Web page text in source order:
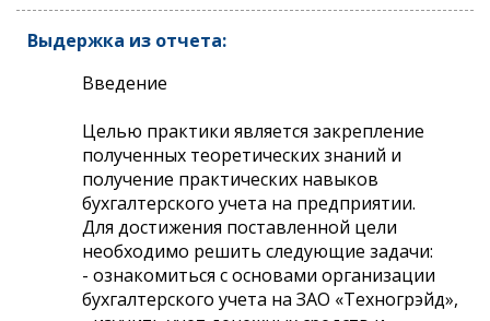
Выдержка из отчета:
Введение
Целью практики является закрепление
полученных теоретических знаний и
получение практических навыков
бухгалтерского учета на предприятии.
Для достижения поставленной цели
необходимо решить следующие задачи:
- ознакомиться с основами организации
бухгалтерского учета на ЗАО «Техногрэйд»,